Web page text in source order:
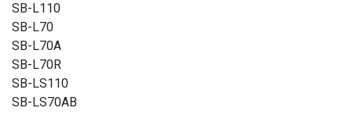
SB-L110
SB-L70
SB-L70A
SB-L70R
SB-LS110
SB-LS70AB